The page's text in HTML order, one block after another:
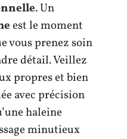
. Un
est le moment
vous prenez soin
détail. Veillez
propres et bien
avec précision
haleine
minutieux